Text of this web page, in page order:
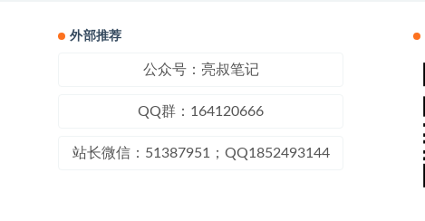
外部推荐
公众号：亮叔笔记
QQ群：164120666
站长微信：51387951；QQ1852493144